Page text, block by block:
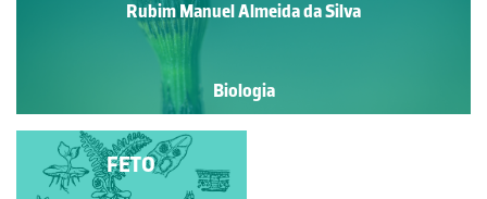
Rubim Manuel Almeida da Silva
Biologia
BRASSICA OLERACEA
FETO